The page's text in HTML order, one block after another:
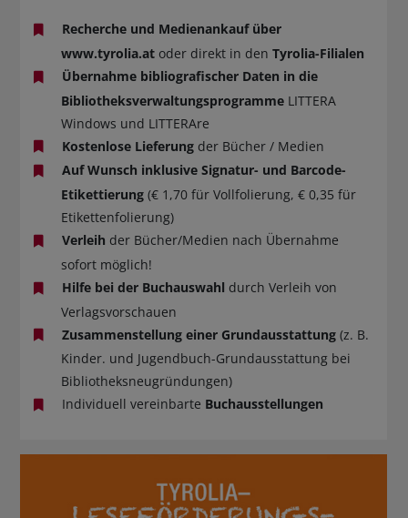
Recherche und Medienankauf über
www.tyrolia.at oder direkt in denTyrolia-Filialen
Übernahme bibliografischer Daten in die
Bibliotheksverwaltungsprogramme LITTERA
Windows und LITTERAre
Kostenlose Lieferung der Bücher / Medien
Auf Wunsch inklusive Signatur- und Barcode-
Etikettierung (€ 1,70 für Vollfolierung, € 0,35 für
Etikettenfolierung)
Verleih der Bücher/Medien nach Übernahme
sofort möglich!
Hilfe bei der Buchauswahl durch Verleih von
Verlagsvorschauen
Zusammenstellung einer Grundausstattung (z. B.
Kinder. und Jugendbuch-Grundausstattung bei
Bibliotheksneugründungen)
Individuell vereinbarte Buchausstellungen